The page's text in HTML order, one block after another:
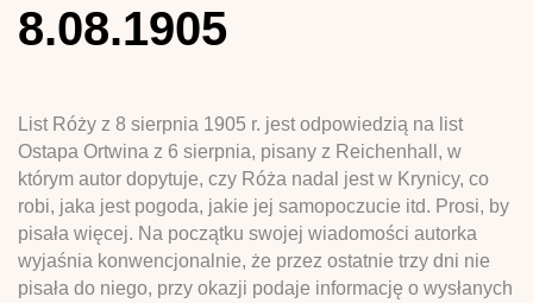
8.08.1905
List Róży z 8 sierpnia 1905 r. jest odpowiedzią na list
Ostapa Ortwina z 6 sierpnia, pisany z Reichenhall, w
którym autor dopytuje, czy Róża nadal jest w Krynicy, co
robi, jaka jest pogoda, jakie jej samopoczucie itd. Prosi, by
pisała więcej. Na początku swojej wiadomości autorka
wyjaśnia konwencjonalnie, że przez ostatnie trzy dni nie
pisała do niego, przy okazji podaje informację o wysłanych